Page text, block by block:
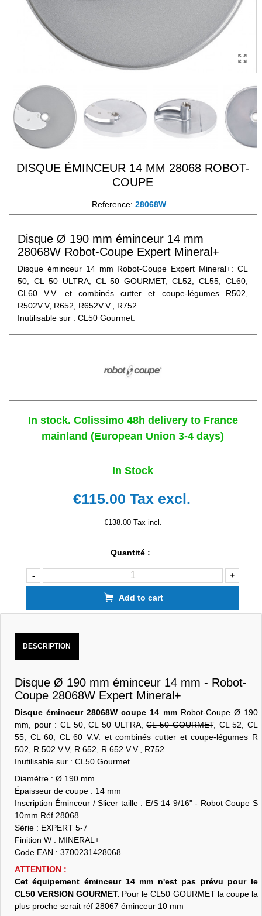
DISQUE ÉMINCEUR 14 MM 28068 ROBOT-
COUPE
Reference: 28068W
Disque Ø 190 mm éminceur 14 mm
28068W Robot-Coupe Expert Mineral+
Disque éminceur 14 mm Robot-Coupe Expert Mineral+: CL
50, CL 50 ULTRA,CL 50 GOURMET, CL52, CL55, CL60,
CL60 V.V. et combinés cutter et coupe-légumes R502,
R502V.V, R652, R652V.V., R752
Inutilisable sur : CL50 Gourmet.
In stock. Colissimo 48h delivery to France
mainland (European Union 3-4 days)
In Stock
€115.00 Tax excl.
€138.00 Tax incl.
Quantité :
- +
Add to cart
DESCRIPTION
Disque Ø 190 mm éminceur 14 mm - Robot-
Coupe 28068W Expert Mineral+
Disque éminceur 28068W coupe 14 mmRobot-Coupe Ø 190
mm, pour : CL 50, CL 50 ULTRA,CL 50 GOURMET, CL 52, CL
55, CL 60, CL 60 V.V. et combinés cutter et coupe-légumes R
502, R 502 V.V, R 652, R 652 V.V., R752
Inutilisable sur : CL50 Gourmet.
Diamètre : Ø 190 mm
Épaisseur de coupe : 14 mm
Inscription Éminceur / Slicer taille : E/S 14 9/16" - Robot Coupe S
10mm Réf 28068
Série : EXPERT 5-7
Finition W : MINERAL+
Code EAN : 3700231428068
ATTENTION :
Cet équipement éminceur 14 mm n'est pas prévu pour le
CL50 VERSION GOURMET. Pour le CL50 GOURMET la coupe la
plus proche serait réf 28067 éminceur 10 mm